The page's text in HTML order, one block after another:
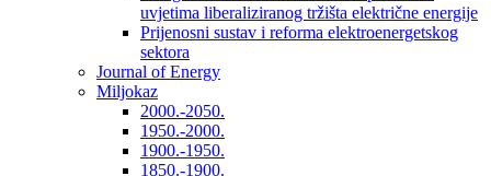
uvjetima liberaliziranog tržišta električne energije
Prijenosni sustav i reforma elektroenergetskog
sektora
Journal of Energy
Miljokaz
2000.-2050.
1950.-2000.
1900.-1950.
1850.-1900.